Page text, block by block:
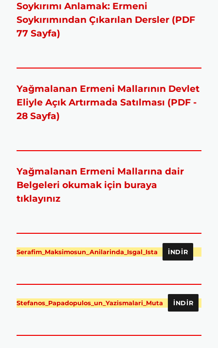
Soykırımı Anlamak: Ermeni
Soykırımından Çıkarılan Dersler (PDF
77 Sayfa)
Yağmalanan Ermeni Mallarının Devlet
Eliyle Açık Artırmada Satılması (PDF -
28 Sayfa)
Yağmalanan Ermeni Mallarına dair
Belgeleri okumak için buraya
tıklayınız
Serafim_Maksimosun_Anilarinda_Isgal_Ista İNDIR
Stefanos_Papadopulos_un_Yazismalari_Muta İNDIR